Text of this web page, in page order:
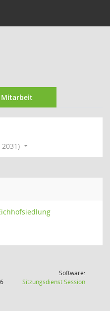
Mitarbeit
Software:
SitzungsdienstSession(Wird in